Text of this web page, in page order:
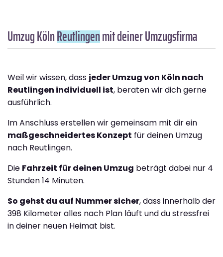
Umzug KölnReutlingenmit deiner Umzugsfirma
Weil wir wissen, dass jeder Umzug von Köln nach
Reutlingen individuell ist, beraten wir dich gerne
ausführlich.
Im Anschluss erstellen wir gemeinsam mit dir ein
maßgeschneidertes Konzept für deinen Umzug
nach Reutlingen.
Die Fahrzeit für deinen Umzug beträgt dabei nur 4
Stunden 14 Minuten.
So gehst du auf Nummer sicher, dass innerhalb der
398 Kilometer alles nach Plan läuft und du stressfrei
in deiner neuen Heimat bist.